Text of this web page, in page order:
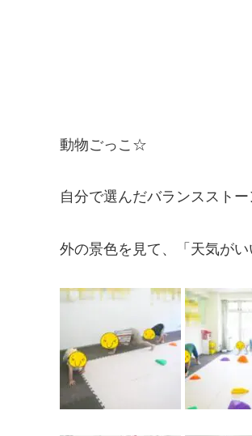
動物ごっこ☆
自分で選んだバランススト
外の景色を見て、「天気が